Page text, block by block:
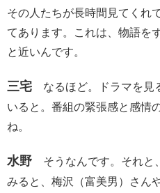
その人たちが長時間見てくれ
てあります。これは、物語を
と近いんです。
三宅 なるほど。ドラマを見
いると。番組の緊張感と感情
ね。
水野 そうなんです。それと
みると、梅沢（富美男）さん